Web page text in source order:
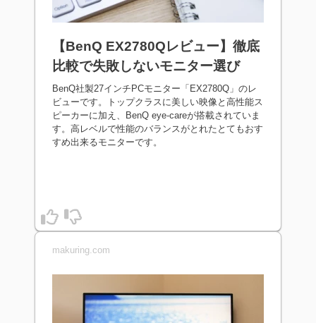
【BenQ EX2780Qレビュー】徹底
比較で失敗しないモニター選び
BenQ社製27インチPCモニター「EX2780Q」のレ
ビューです。トップクラスに美しい映像と高性能ス
ピーカーに加え、BenQ eye-careが搭載されていま
す。高レベルで性能のバランスがとれたとてもおす
すめ出来るモニターです。
makuring.com